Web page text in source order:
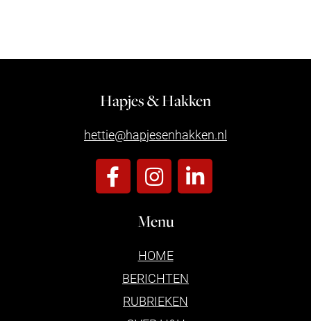
Hapjes & Hakken
hettie@hapjesenhakken.nl
Menu
HOME
BERICHTEN
RUBRIEKEN